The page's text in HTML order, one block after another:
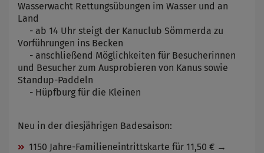
Wasserwacht Rettungsübungen im Wasser und an
Land
- ab 14 Uhr steigt der Kanuclub Sömmerda zu
Vorführungen ins Becken
- anschließend Möglichkeiten für Besucherinnen
und Besucher zum Ausprobieren von Kanus sowie
Standup-Paddeln
- Hüpfburg für die Kleinen
Neu in der diesjährigen Badesaison:
1150 Jahre-Familieneintrittskarte für 11,50 € →